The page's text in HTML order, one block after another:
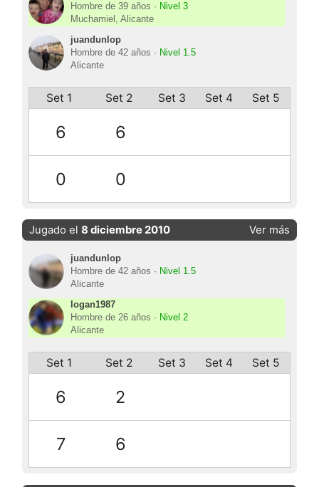
Hombre de 39 años · Nivel 3
Muchamiel, Alicante
juandunlop
Hombre de 42 años · Nivel 1.5
Alicante
Set 1 Set 2 Set 3 Set 4 Set 5
6 6
0 0
Jugado el8 diciembre 2010 Ver más
juandunlop
Hombre de 42 años · Nivel 1.5
Alicante
logan1987
Hombre de 26 años · Nivel 2
Alicante
Set 1 Set 2 Set 3 Set 4 Set 5
6 2
7 6